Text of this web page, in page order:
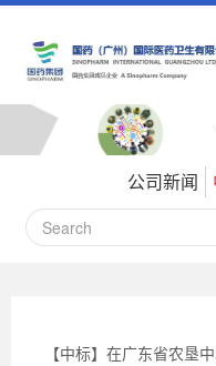
公司新闻
【中标】在广东省农垦